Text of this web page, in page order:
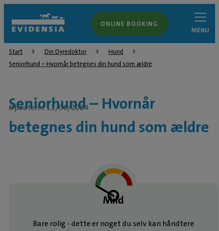
ONLINE BOOKING
MENU
Start Din Dyredoktor
Hund
Seniorhund – Hvornår betegnes din hund som ældre
Seniorhund – Hvornår
betegnes din hund som ældre
Opdateret 12/06/2024
Mild
Bare rolig - dette er noget du selv kan håndtere